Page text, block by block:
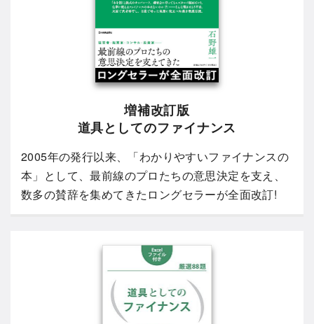
増補改訂版
道具としてのファイナンス
2005年の発行以来、「わかりやすいファイナンスの
本」として、最前線のプロたちの意思決定を支え、
数多の賛辞を集めてきたロングセラーが全面改訂!